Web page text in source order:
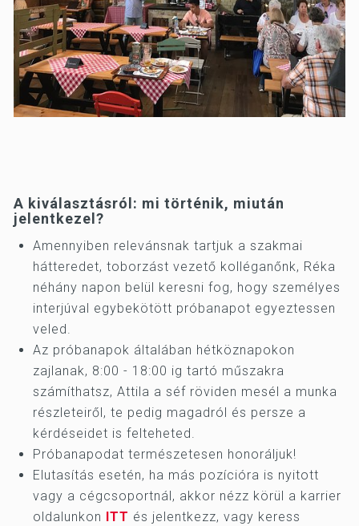
A kiválasztásról: mi történik, miután
jelentkezel?
Amennyiben relevánsnak tartjuk a szakmai
hátteredet, toborzást vezető kolléganőnk, Réka
néhány napon belül keresni fog, hogy személyes
interjúval egybekötött próbanapot egyeztessen
veled.
Az próbanapok általában hétköznapokon
zajlanak, 8:00 - 18:00 ig tartó műszakra
számíthatsz, Attila a séf röviden mesél a munka
részleteiről, te pedig magadról és persze a
kérdéseidet is felteheted.
Próbanapodat természetesen honoráljuk!
Elutasítás esetén, ha más pozícióra is nyitott
vagy a cégcsoportnál, akkor nézz körül a karrier
oldalunkon
ITT és jelentkezz, vagy keress